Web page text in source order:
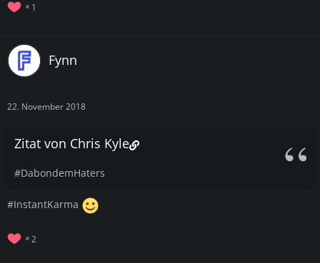
1
Fynn
22. November 2018
Zitat von Chris Kyle
#DabondemHaters
#InstantKarma
2